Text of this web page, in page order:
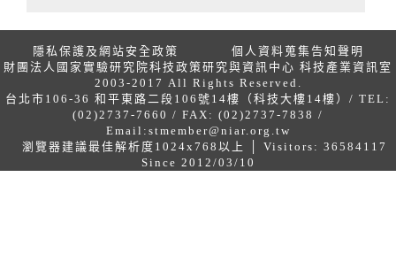
隱私保護及網站安全政策
個人資料蒐集告知聲明
財團法人國家實驗研究院科技政策研究與資訊中心 科技產業資訊室
2003-2017 All Rights Reserved.
台北市106-36 和平東路二段106號14樓（科技大樓14樓）/ TEL:
(02)2737-7660 / FAX: (02)2737-7838 /
Email: stmember@niar.org.tw
瀏覽器建議最佳解析度1024x768以上 │ Visitors: 36584117
Since 2012/03/10